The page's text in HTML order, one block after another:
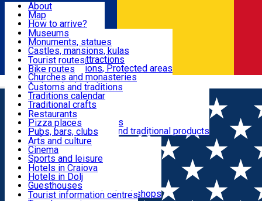
Română
Attractions
Routes
Customs, Traditions
Food & Drinks
Leisure & Fun
Accommodation
Useful
About
Map
How to arrive?
Recommendations
Tourist attractions
News
Museums
Monuments, statues
Castles, mansions, kulas
Architectural attractions
Natural attractions, Protected areas
Churches and monasteries
Archaeological sites
Parks and gardens
Tourist routes
Bike routes
Customs and traditions
Traditions calendar
Traditional crafts
Traditional cuisine
Wineries and vineyards
Local manufacturers and traditional products
Restaurants
Pizza places
Pubs, bars, clubs
Cafes and teahouses
Sweets and ice cream
Fast-food
Arts and culture
Cinema
Sports and leisure
Horse riding
Swimming pools
Zoo
Shopping, souvenirs, bookshops
Hotels in Craiova
Hotels in Dolj
Guesthouses
Villas
Tourist information centres